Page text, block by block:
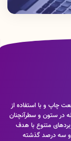
چاپ و با استفاده از
در ستون و سطرآنچنان
متنوع با هدف
و سه درصد گذشته